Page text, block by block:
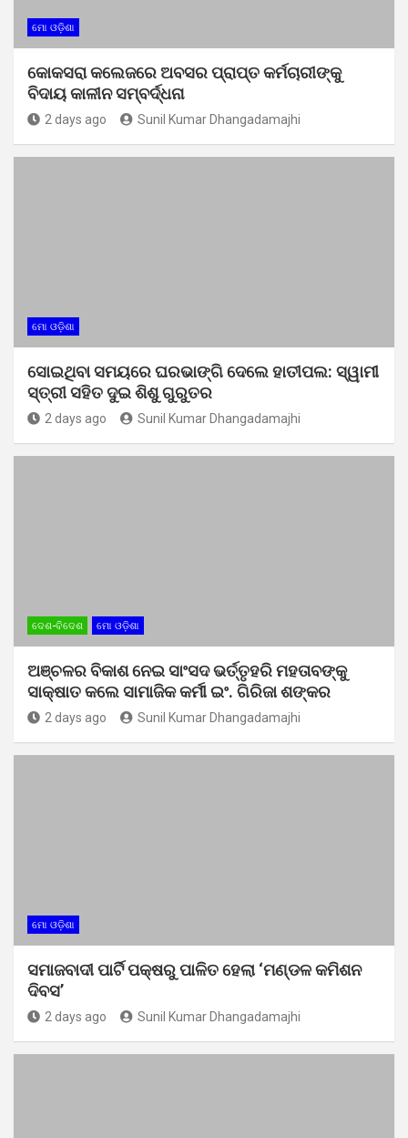
ମୋ ଓଡ଼ିଶା
କୋକସରା କଲେଜରେ ଅବସର ପ୍ରାପ୍ତ କର୍ମଚାରୀଙ୍କୁ
ବିଦାୟ କାଳୀନ ସମ୍ବର୍ଦ୍ଧନା
2 days ago Sunil Kumar Dhangadamajhi
ମୋ ଓଡ଼ିଶା
ସୋଇଥିବା ସମୟରେ ଘରଭାଙ୍ଗି ଦେଲେ ହାତୀପଲ: ସ୍ୱାମୀ
ସ୍ତ୍ରୀ ସହିତ ଦୁଇ ଶିଶୁ ଗୁରୁତର
2 days ago Sunil Kumar Dhangadamajhi
ଦେଶ-ବିଦେଶ ମୋ ଓଡ଼ିଶା
ଅଞ୍ଚଳର ବିକାଶ ନେଇ ସାଂସଦ ଭର୍ତ୍ତୃହରି ମହତାବଙ୍କୁ
ସାକ୍ଷାତ କଲେ ସାମାଜିକ କର୍ମୀ ଇଂ. ଗିରିଜା ଶଙ୍କର
2 days ago Sunil Kumar Dhangadamajhi
ମୋ ଓଡ଼ିଶା
ସମାଜବାଦୀ ପାର୍ଟି ପକ୍ଷରୁ ପାଳିତ ହେଲା ‘ମଣ୍ଡଳ କମିଶନ
ଦିବସ’
2 days ago Sunil Kumar Dhangadamajhi